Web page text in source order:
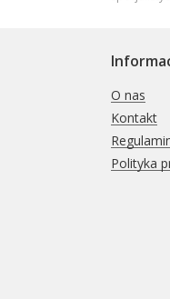
O nas
Kontakt
Polityka